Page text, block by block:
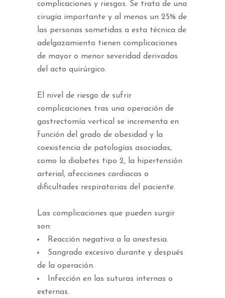
complicaciones y riesgos. Se trata de una
cirugía importante y al menos un 25% de
las personas sometidas a esta técnica de
adelgazamiento tienen complicaciones
de mayor o menor severidad derivadas
del acto quirúrgico.
El nivel de riesgo de sufrir
complicaciones tras una operación de
gastrectomía vertical se incrementa en
función del grado de obesidad y la
coexistencia de patologías asociadas,
como la diabetes tipo 2, la hipertensión
arterial, afecciones cardiacas o
dificultades respiratorias del paciente.
Las complicaciones que pueden surgir
son:
Reacción negativa a la anestesia.
Sangrado excesivo durante y después
de la operación.
Infección en las suturas internas o
externas.